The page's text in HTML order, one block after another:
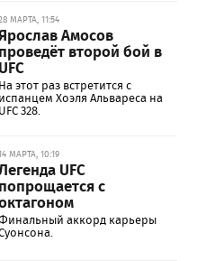
МАРТА, 11:54
Амосов
проведёт второй бой в
UFC
На этот раз встретится с
испанцем Хоэля Альвареса на
UFC 328.
МАРТА, 10:19
UFC
попрощается с
аккорд карьеры